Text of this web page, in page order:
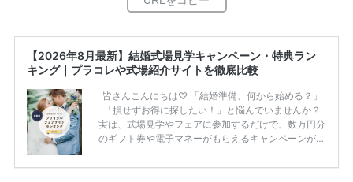
【2026年8月最新】結婚式場見学キャンペーン・特典ラン
キング｜プラコレや式場紹介サイトを徹底比較
皆さんこんにちは♡ 「結婚準備、何から始める？」
「損せずお得に探したい！」と悩んでいませんか？
実は、式場見学やフェアに参加するだけで、数万円分
のギフト券や電子マネーがもらえるキャンペーンがあ
ため、比較せずに選ぶと損をしてしまうことも……。